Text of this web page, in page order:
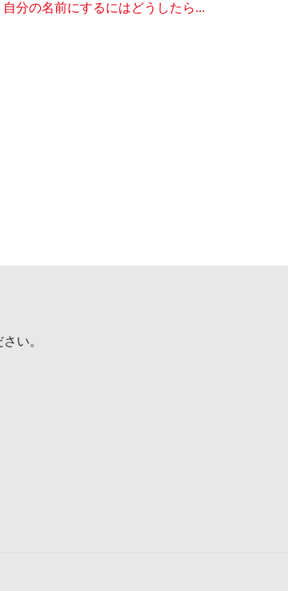
分の名前にするにはどうしたら...
い。